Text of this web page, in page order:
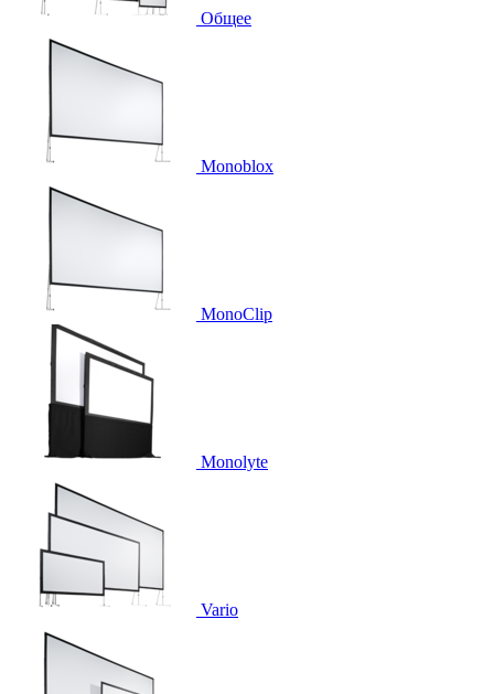
Общее
Monoblox
MonoClip
Monolyte
Vario